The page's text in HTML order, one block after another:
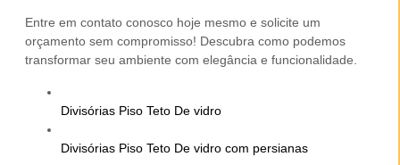
Entre em contato conosco hoje mesmo e solicite um
orçamento sem compromisso! Descubra como podemos
transformar seu ambiente com elegância e funcionalidade.
Divisórias Piso Teto De vidro
Divisórias Piso Teto De vidro com persianas